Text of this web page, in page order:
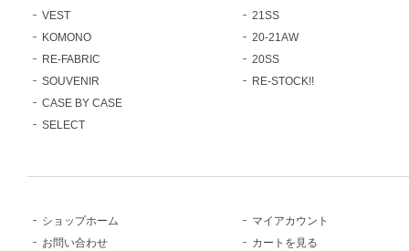
VEST
KOMONO
RE-FABRIC
SOUVENIR
CASE BY CASE
SELECT
21SS
20-21AW
20SS
RE-STOCK!!
ショップホーム
お問い合わせ
マイアカウント
カートを見る